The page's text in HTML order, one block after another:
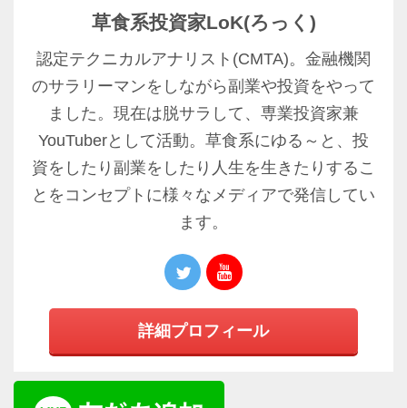
草食系投資家LoK(ろっく)
認定テクニカルアナリスト(CMTA)。金融機関
のサラリーマンをしながら副業や投資をやって
ました。現在は脱サラして、専業投資家兼
YouTuberとして活動。草食系にゆる～と、投
資をしたり副業をしたり人生を生きたりするこ
とをコンセプトに様々なメディアで発信してい
ます。
詳細プロフィール